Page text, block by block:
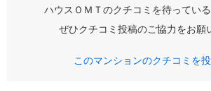
ハウスＯＭＴのクチコミを待っている
ぜひクチコミ投稿のご協力をお願
このマンションのクチコミを